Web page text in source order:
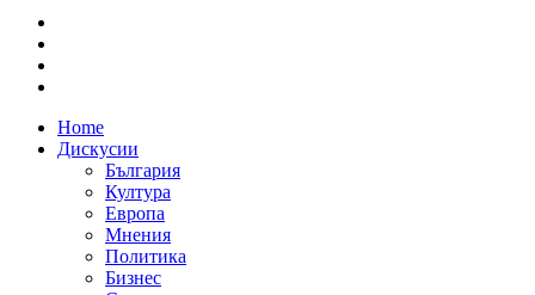
Home
Дискусии
България
Култура
Европа
Мнения
Политика
Бизнес